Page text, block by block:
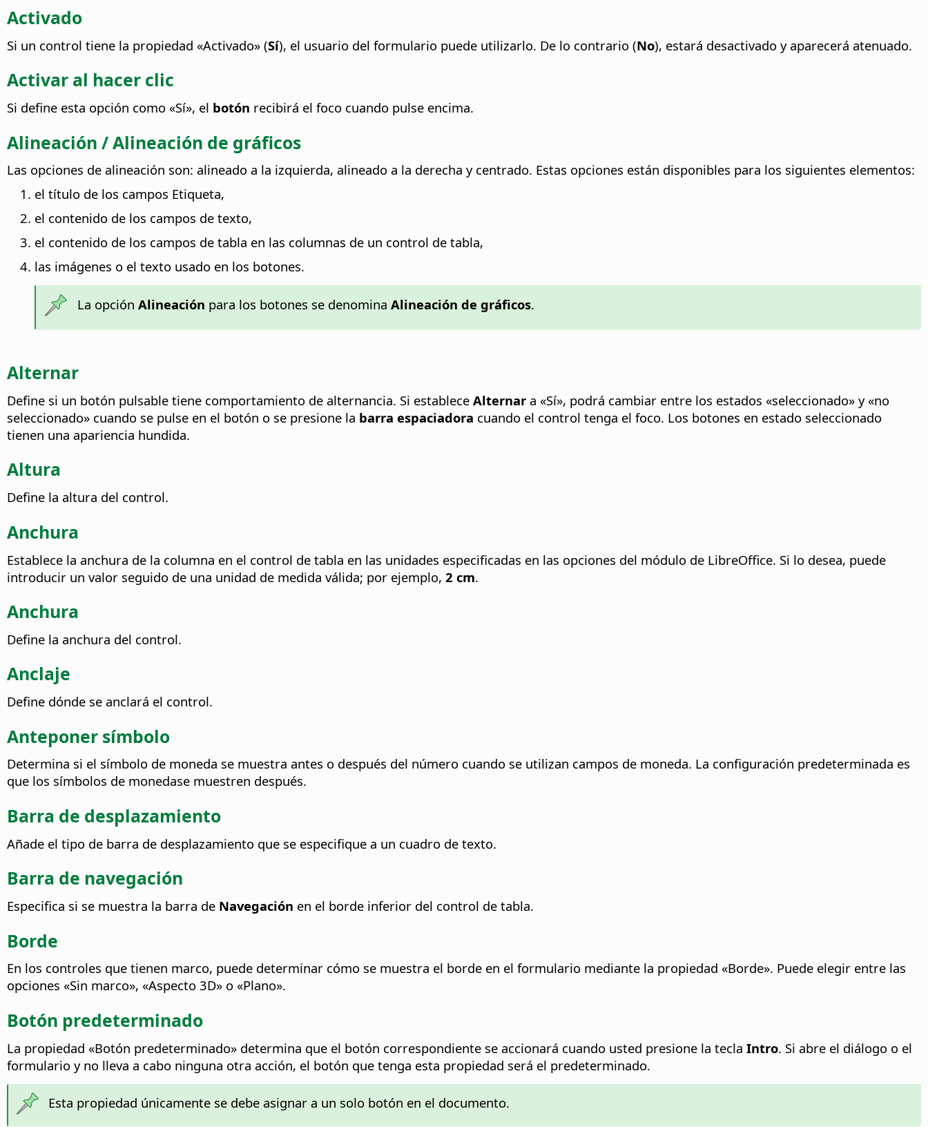
Activado
Si un control tiene la propiedad «Activado» (Sí), el usuario del formulario puede utilizarlo. De lo contrario (No), estará desactivado y aparecerá atenuado.
Activar al hacer clic
Si define esta opción como «Sí», el botón recibirá el foco cuando pulse encima.
Alineación / Alineación de gráficos
Las opciones de alineación son: alineado a la izquierda, alineado a la derecha y centrado. Estas opciones están disponibles para los siguientes elementos:
el título de los campos Etiqueta,
el contenido de los campos de texto,
el contenido de los campos de tabla en las columnas de un control de tabla,
las imágenes o el texto usado en los botones.
La opciónAlineación para los botones se denominaAlineación de gráficos.
Alternar
Define si un botón pulsable tiene comportamiento de alternancia. Si establece Alternar a «Sí», podrá cambiar entre los estados «seleccionado» y «no
seleccionado» cuando se pulse en el botón o se presione la barra espaciadora cuando el control tenga el foco. Los botones en estado seleccionado
tienen una apariencia hundida.
Altura
Define la altura del control.
Anchura
Establece la anchura de la columna en el control de tabla en las unidades especificadas en las opciones del módulo de LibreOffice. Si lo desea, puede
introducir un valor seguido de una unidad de medida válida; por ejemplo, 2 cm.
Anchura
Define la anchura del control.
Anclaje
Define dónde se anclará el control.
Anteponer símbolo
Determina si el símbolo de moneda se muestra antes o después del número cuando se utilizan campos de moneda. La configuración predeterminada es
que los símbolos de monedase muestren después.
Barra de desplazamiento
Añade el tipo de barra de desplazamiento que se especifique a un cuadro de texto.
Barra de navegación
Especifica si se muestra la barra de Navegación en el borde inferior del control de tabla.
Borde
En los controles que tienen marco, puede determinar cómo se muestra el borde en el formulario mediante la propiedad «Borde». Puede elegir entre las
opciones «Sin marco», «Aspecto 3D» o «Plano».
Botón predeterminado
La propiedad «Botón predeterminado» determina que el botón correspondiente se accionará cuando usted presione la tecla Intro. Si abre el diálogo o el
formulario y no lleva a cabo ninguna otra acción, el botón que tenga esta propiedad será el predeterminado.
Esta propiedad únicamente se debe asignar a un solo botón en el documento.